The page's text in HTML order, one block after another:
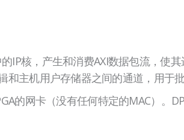
IP核，产生和消费AXI数据包流，使
主机用户存储器之间的通道，用于
的网卡（没有任何特定的MAC）。